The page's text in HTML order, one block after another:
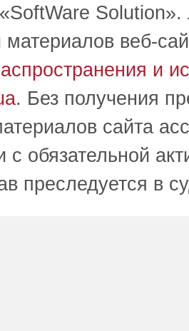
Solution».
веб-
и
. Без получения
сайта
с обязательной
преследуется в